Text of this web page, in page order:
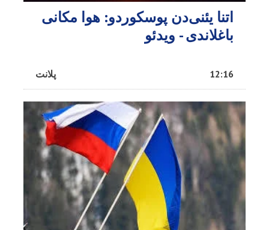
اتنا یئنی‌دن پوسکوردو: هوا مکانی
باغلاندی - ویدئو
پلانت 12:16